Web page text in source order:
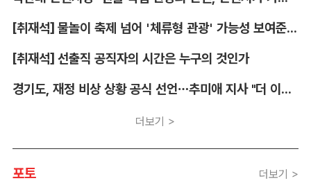
[취재석] 물놀이 축제 넘어 '체류형 관광' 가능성 보여준 안동 水페스타
[취재석] 선출직 공직자의 시간은 누구의 것인가
경기도, 재정 비상 상황 공식 선언…추미애 지사 "더 이상 끌어다 쓸 재원 없어"
더보기 >
포토 더보기 >